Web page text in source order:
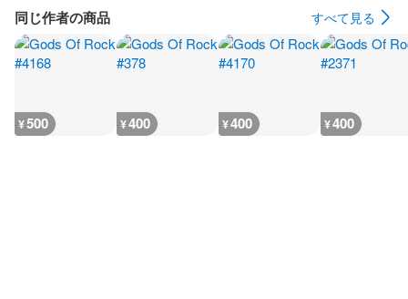
同じ作者の商品 すべて見る
¥500 ¥400 ¥400 ¥400